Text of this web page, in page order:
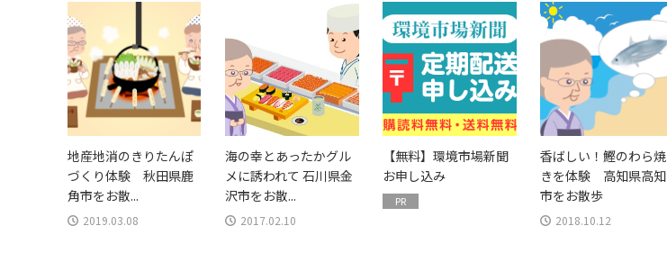
地産地消のきりたんぽ
づくり体験 秋田県鹿
角市をお散...
2019.03.08
海の幸とあったかグル
メに誘われて 石川県金
沢市をお散...
2017.02.10
【無料】環境市場新聞
お申し込み
PR
香ばしい！鰹のわら焼
きを体験 高知県高知
市をお散歩
2018.10.12